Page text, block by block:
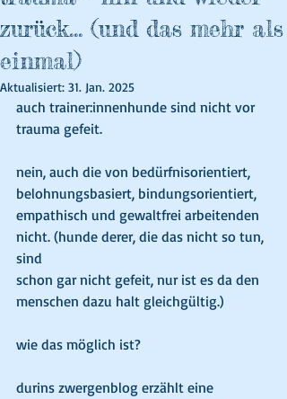
zurück… (und das mehr als
einmal)
Aktualisiert: 31. Jan. 2025
auch trainer:innenhunde sind nicht vor
trauma gefeit.
nein, auch die von bedürfnisorientiert,
belohnungsbasiert, bindungsorientiert,
empathisch und gewaltfrei arbeitenden
nicht. (hunde derer, die das nicht so tun,
sind
schon gar nicht gefeit, nur ist es da den
menschen dazu halt gleichgültig.)
wie das möglich ist?
durins zwergenblog erzählt eine